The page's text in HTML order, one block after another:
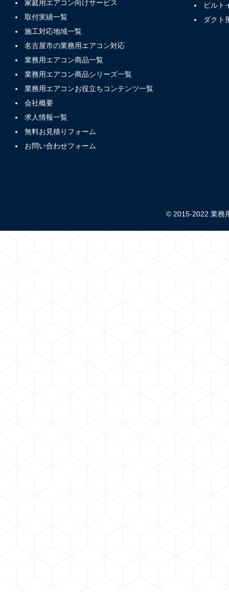
家庭用エアコン向けサービス
取付実績一覧
施工対応地域一覧
名古屋市の業務用エアコン対応
業務用エアコン商品一覧
業務用エアコン商品シリーズ一覧
業務用エアコンお役立ちコンテンツ一覧
会社概要
求人情報一覧
無料お見積りフォーム
お問い合わせフォーム
ビルト
ダクト
© 2015-2022 業務